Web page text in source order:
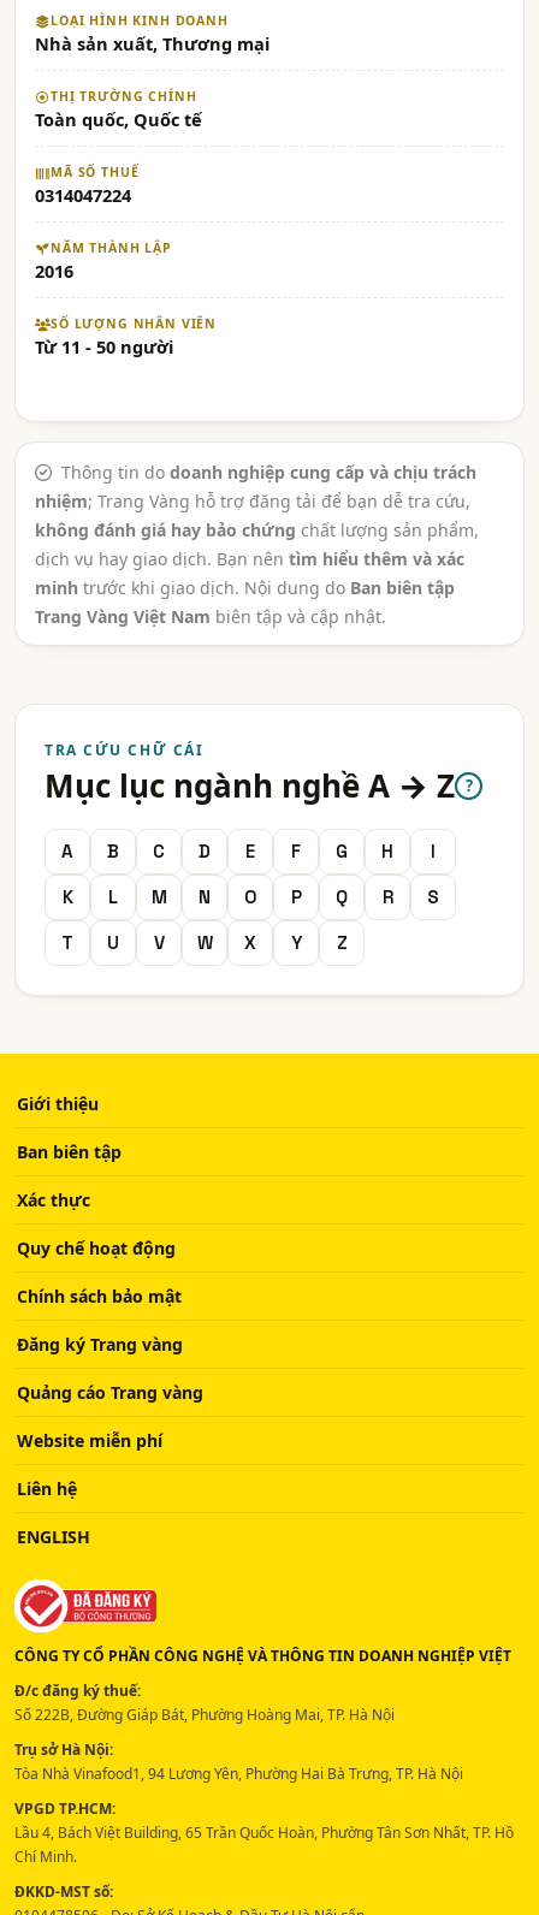
LOẠI HÌNH KINH DOANH
Nhà sản xuất, Thương mại
THỊ TRƯỜNG CHÍNH
Toàn quốc, Quốc tế
MÃ SỐ THUẾ
0314047224
NĂM THÀNH LẬP
2016
SỐ LƯỢNG NHÂN VIÊN
Từ 11 - 50 người
Thông tin do doanh nghiệp cung cấp và chịu trách
nhiệm; Trang Vàng hỗ trợ đăng tải để bạn dễ tra cứu,
không đánh giá hay bảo chứng chất lượng sản phẩm,
dịch vụ hay giao dịch. Bạn nên tìm hiểu thêm và xác
minh trước khi giao dịch. Nội dung do Ban biên tập
Trang Vàng Việt Nam biên tập và cập nhật.
TRA CỨU CHỮ CÁI
Mục lục ngành nghề A → Z ?
A B C D E F G H
I
K
L M N O P Q R
S
T
U V W X Y Z
Giới thiệu
Ban biên tập
Xác thực
Quy chế hoạt động
Chính sách bảo mật
Đăng ký Trang vàng
Quảng cáo Trang vàng
Website miễn phí
Liên hệ
ENGLISH
CÔNG TY CỔ PHẦN CÔNG NGHỆ VÀ THÔNG TIN DOANH NGHIỆP VIỆT
Đ/c đăng ký thuế:
Số 222B, Đường Giáp Bát, Phường Hoàng Mai, TP. Hà Nội
Trụ sở Hà Nội:
Tòa Nhà Vinafood1, 94 Lương Yên, Phường Hai Bà Trưng, TP. Hà Nội
VPGD TP.HCM:
Lầu 4, Bách Việt Building, 65 Trần Quốc Hoàn, Phường Tân Sơn Nhất, TP. Hồ
Chí Minh.
ĐKKD-MST số: